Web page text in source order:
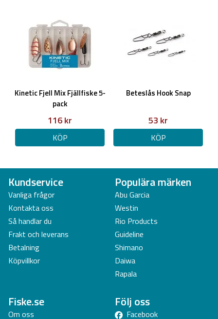
Kinetic Fjell Mix Fjällfiske 5-
pack
116 kr
KÖP
Beteslås Hook Snap
53 kr
KÖP
Kundservice
Vanliga frågor
Kontakta oss
Så handlar du
Frakt och leverans
Betalning
Köpvillkor
Populära märken
Abu Garcia
Westin
Rio Products
Guideline
Shimano
Daiwa
Rapala
Fiske.se
Om oss
Följ oss
Facebook